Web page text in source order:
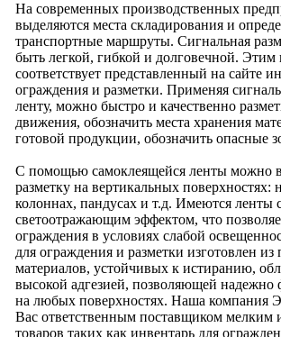
На современных производственных
выделяются места складирования и
транспортные маршруты. Сигнальная
быть легкой, гибкой и долговечной. Этим
соответствует представленный на сайте
ограждения и разметки. Применяя
ленту, можно быстро и качественно
движения, обозначить места хранения
готовой продукции, обозначить опасные
С помощью самоклеящейся ленты можно
разметку на вертикальных поверхностях:
колоннах, пандусах и т.д. Имеются ленты
светоотражающим эффектом, что
ограждения в условиях слабой
для ограждения и разметки изготовлен
материалов, устойчивых к истиранию,
высокой адгезией, позволяющей надежно
на любых поверхностях. Наша компания
Вас ответственным поставщиком
товаров таких как инвентарь для